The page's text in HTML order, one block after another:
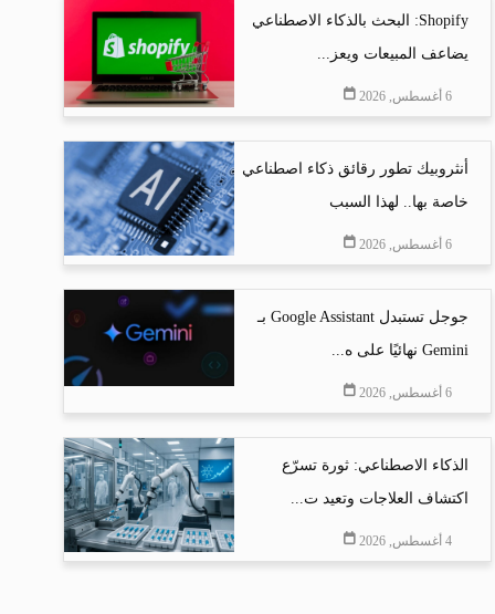
Shopify: البحث بالذكاء الاصطناعي
يضاعف المبيعات ويعز...
6 أغسطس, 2026
أنثروبيك تطور رقائق ذكاء اصطناعي
خاصة بها.. لهذا السبب
6 أغسطس, 2026
جوجل تستبدل Google Assistant بـ
Gemini نهائيًا على ه...
6 أغسطس, 2026
الذكاء الاصطناعي: ثورة تسرّع
اكتشاف العلاجات وتعيد ت...
4 أغسطس, 2026